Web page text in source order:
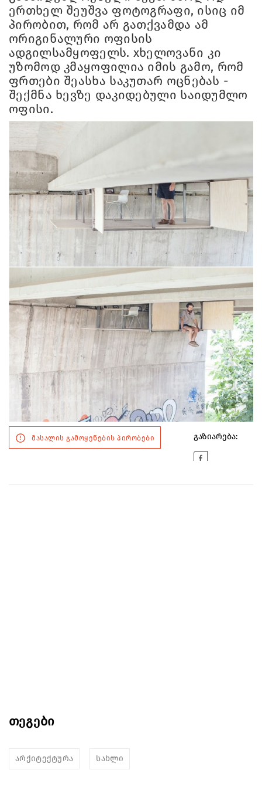
ერთხელ შეუშვა ფოტოგრაფი, ისიც იმ
პირობით, რომ არ გათქვამდა ამ
ორიგინალური ოფისის
ადგილსამყოფელს. xხელოვანი კი
უზომოდ კმაყოფილია იმის გამო, რომ
ფრთები შეასხა საკუთარ ოცნებას -
შექმნა ხევზე დაკიდებული საიდუმლო
ოფისი.
მასალის გამოყენების პირობები გაზიარება:
თეგები
არქიტექტურა სახლი